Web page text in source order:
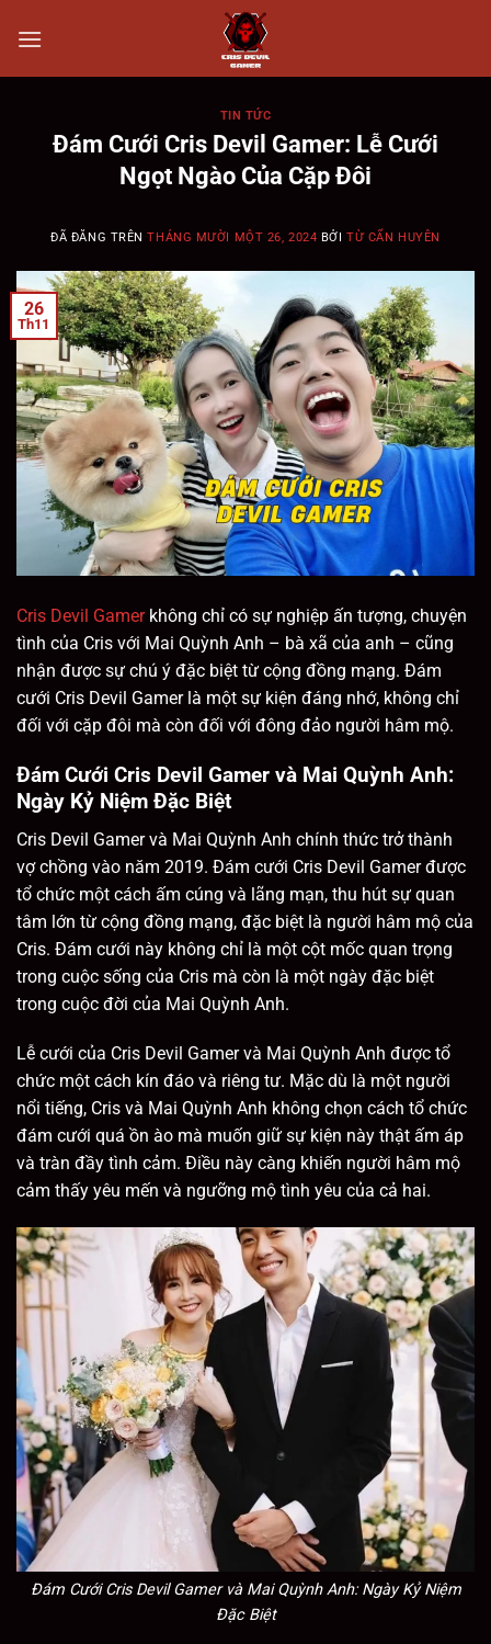
đến
TIN TỨC
Đám Cưới Cris Devil Gamer: Lễ Cưới
Ngọt Ngào Của Cặp Đôi
ĐÃ ĐĂNG TRÊNTHÁNG MƯỜI MỘT 26, 2024 BỞITỪ CẨN HUYÊN
26
Th11
Cris Devil Gamerkhông chỉ có sự nghiệp ấn tượng, chuyện
tình của Cris với Mai Quỳnh Anh – bà xã của anh – cũng
nhận được sự chú ý đặc biệt từ cộng đồng mạng. Đám
cưới Cris Devil Gamer là một sự kiện đáng nhớ, không chỉ
đối với cặp đôi mà còn đối với đông đảo người hâm mộ.
Đám Cưới Cris Devil Gamer và Mai Quỳnh Anh:
Ngày Kỷ Niệm Đặc Biệt
Cris Devil Gamer và Mai Quỳnh Anh chính thức trở thành
vợ chồng vào năm 2019. Đám cưới Cris Devil Gamer được
tổ chức một cách ấm cúng và lãng mạn, thu hút sự quan
tâm lớn từ cộng đồng mạng, đặc biệt là người hâm mộ của
Cris. Đám cưới này không chỉ là một cột mốc quan trọng
trong cuộc sống của Cris mà còn là một ngày đặc biệt
trong cuộc đời của Mai Quỳnh Anh.
Lễ cưới của Cris Devil Gamer và Mai Quỳnh Anh được tổ
chức một cách kín đáo và riêng tư. Mặc dù là một người
nổi tiếng, Cris và Mai Quỳnh Anh không chọn cách tổ chức
đám cưới quá ồn ào mà muốn giữ sự kiện này thật ấm áp
và tràn đầy tình cảm. Điều này càng khiến người hâm mộ
cảm thấy yêu mến và ngưỡng mộ tình yêu của cả hai.
Đám Cưới Cris Devil Gamer và Mai Quỳnh Anh: Ngày Kỷ Niệm
Đặc Biệt